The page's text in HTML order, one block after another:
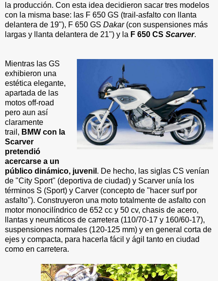
la producción. Con esta idea decidieron sacar tres modelos
con la misma base: las F 650 GS (trail-asfalto con llanta
delantera de 19"), F 650 GS Dakar(con suspensiones más
largas y llanta delantera de 21") y la F 650 CS Scarver.
Mientras las GS
exhibieron una
estética elegante,
apartada de las
motos off-road
pero aun así
claramente
trail, BMW con la
Scarver
pretendió
acercarse a un
público dinámico, juvenil . De hecho, las siglas CS venían
de "City Sport" (deportiva de ciudad) y Scarver unía los
términos S (Sport) y Carver (concepto de "hacer surf por
asfalto"). Construyeron una moto totalmente de asfalto con
motor monocilíndrico de 652 cc y 50 cv, chasis de acero,
llantas y neumáticos de carretera (110/70-17 y 160/60-17),
suspensiones normales (120-125 mm) y en general corta de
ejes y compacta, para hacerla fácil y ágil tanto en ciudad
como en carretera.